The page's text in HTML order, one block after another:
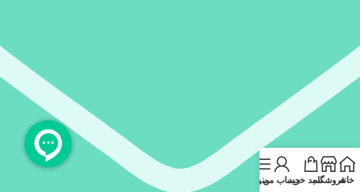
خانهفروشگاهسبد خریدحساب منمنو